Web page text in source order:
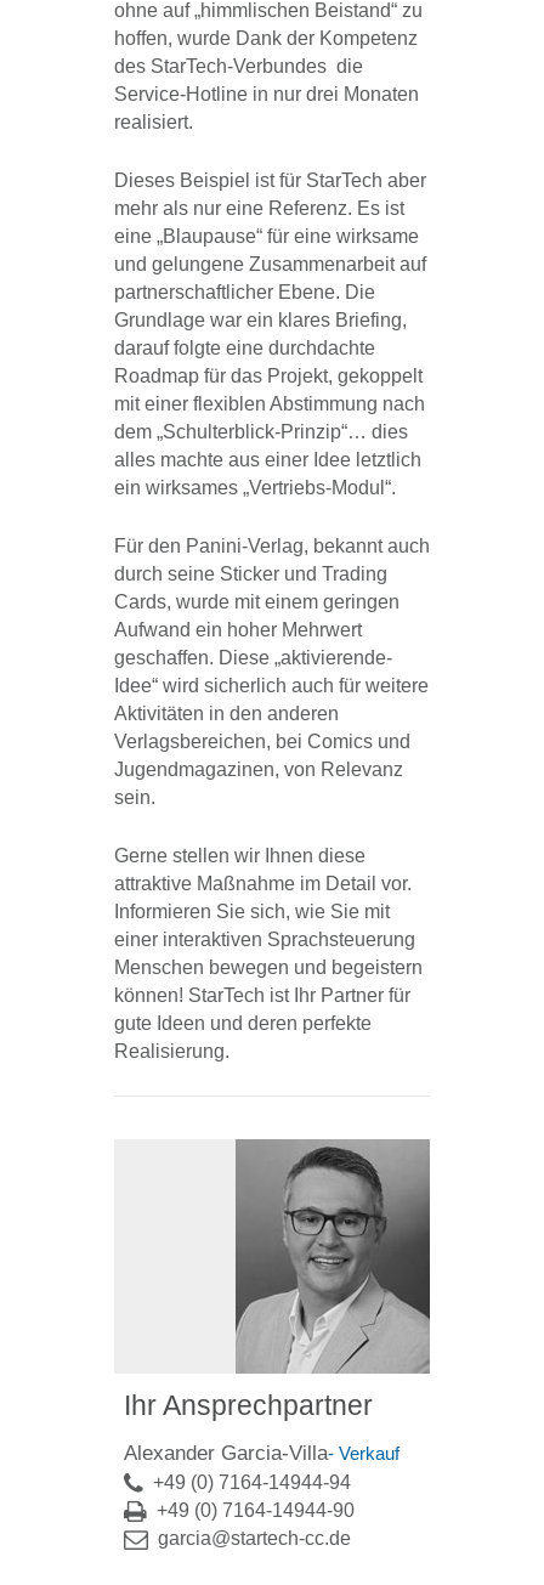
ohne auf „himmlischen Beistand“ zu
hoffen, wurde Dank der Kompetenz
des StarTech-Verbundes die
Service-Hotline in nur drei Monaten
realisiert.
Dieses Beispiel ist für StarTech aber
mehr als nur eine Referenz. Es ist
eine „Blaupause“ für eine wirksame
und gelungene Zusammenarbeit auf
partnerschaftlicher Ebene. Die
Grundlage war ein klares Briefing,
darauf folgte eine durchdachte
Roadmap für das Projekt, gekoppelt
mit einer flexiblen Abstimmung nach
dem „Schulterblick-Prinzip“… dies
alles machte aus einer Idee letztlich
ein wirksames „Vertriebs-Modul“.
Für den Panini-Verlag, bekannt auch
durch seine Sticker und Trading
Cards, wurde mit einem geringen
Aufwand ein hoher Mehrwert
geschaffen. Diese „aktivierende-
Idee“ wird sicherlich auch für weitere
Aktivitäten in den anderen
Verlagsbereichen, bei Comics und
Jugendmagazinen, von Relevanz
sein.
Gerne stellen wir Ihnen diese
attraktive Maßnahme im Detail vor.
Informieren Sie sich, wie Sie mit
einer interaktiven Sprachsteuerung
Menschen bewegen und begeistern
können! StarTech ist Ihr Partner für
gute Ideen und deren perfekte
Realisierung.
Ihr Ansprechpartner
Alexander Garcia-Villa- Verkauf
+49 (0) 7164-14944-94
+49 (0) 7164-14944-90
garcia@startech-cc.de